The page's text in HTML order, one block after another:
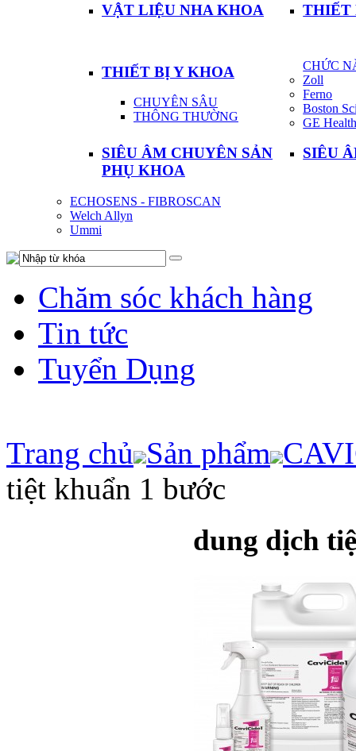
VẬT LIỆU NHA KHOA THIẾT
THIẾT BỊ Y KHOA
CHUYÊN SÂU
THÔNG THƯỜNG
CHỨC
Zoll
Ferno
Boston
GE
SIÊU ÂM CHUYÊN SẢN
PHỤ KHOA
SIÊU
ECHOSENS - FIBROSCAN
Welch Allyn
Ummi
Chăm sóc khách hàng
Tin tức
Tuyển Dụng
Trang chủ Sản phẩm
tiệt khuẩn 1 bước
dung dịch